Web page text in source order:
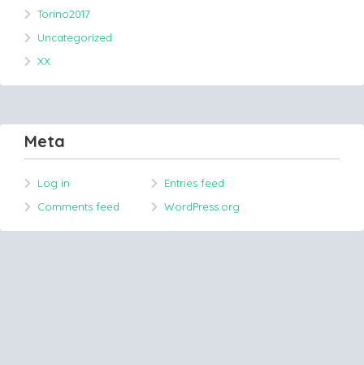
Torino2017
Uncategorized
XX
Meta
Log in
Entries feed
Comments feed
WordPress.org